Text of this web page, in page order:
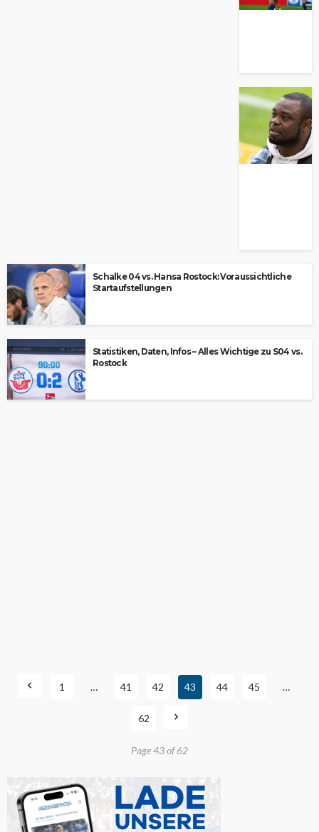
Schalke 04 vs. Hansa Rostock: Voraussichtliche
Startaufstellungen
Statistiken, Daten, Infos – Alles Wichtige zu S04 vs.
Rostock
1 … 41 42 43 44 45 …
62
Page 43 of 62